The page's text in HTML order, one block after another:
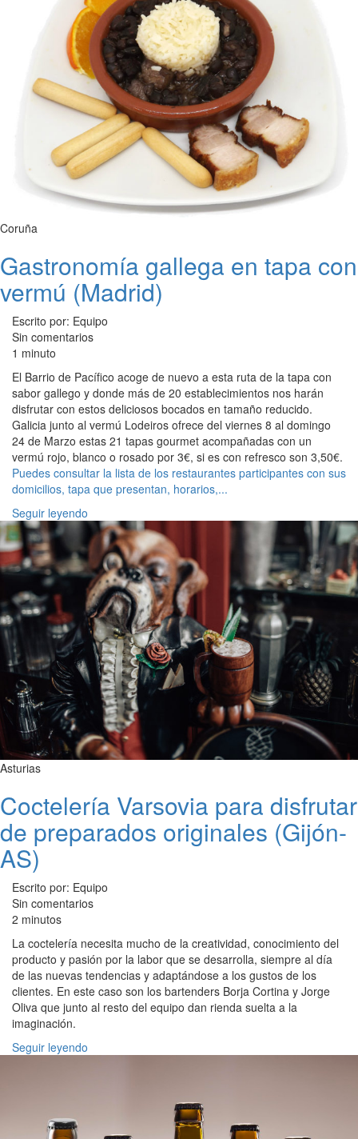
Coruña
Gastronomía gallega en tapa con
vermú (Madrid)
Escrito por: Equipo
Sin comentarios
1 minuto
El Barrio de Pacífico acoge de nuevo a esta ruta de la tapa con
sabor gallego y donde más de 20 establecimientos nos harán
disfrutar con estos deliciosos bocados en tamaño reducido.
Galicia junto al vermú Lodeiros ofrece del viernes 8 al domingo
24 de Marzo estas 21 tapas gourmet acompañadas con un
vermú rojo, blanco o rosado por 3€, si es con refresco son 3,50€.
Puedes consultar la lista de los restaurantes participantes con sus
domicilios, tapa que presentan, horarios,...
Seguir leyendo
Asturias
Coctelería Varsovia para disfrutar
de preparados originales (Gijón-
AS)
Escrito por: Equipo
Sin comentarios
2 minutos
La coctelería necesita mucho de la creatividad, conocimiento del
producto y pasión por la labor que se desarrolla, siempre al día
de las nuevas tendencias y adaptándose a los gustos de los
clientes. En este caso son los bartenders Borja Cortina y Jorge
Oliva que junto al resto del equipo dan rienda suelta a la
imaginación.
Seguir leyendo